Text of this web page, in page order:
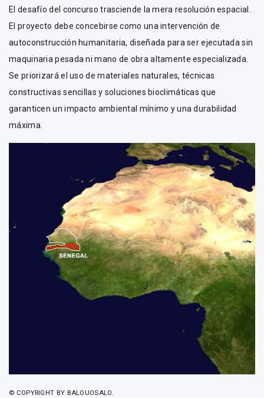
El desafío del concurso trasciende la mera resolución espacial.
El proyecto debe concebirse como una intervención de
autoconstrucción humanitaria, diseñada para ser ejecutada sin
maquinaria pesada ni mano de obra altamente especializada.
Se priorizará el uso de materiales naturales, técnicas
constructivas sencillas y soluciones bioclimáticas que
garanticen un impacto ambiental mínimo y una durabilidad
máxima.
© COPYRIGHT BY BALOUOSALO.